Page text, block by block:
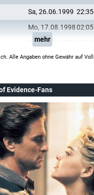
Sa, 26.06.1999 22:35
Mo, 17.08.199802:05
Sa, 15.08.1998
mehr
Alle Angaben ohne Gewähr auf
Evidence-Fans